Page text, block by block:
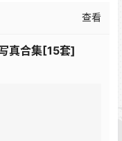
查看
真合集[15套]